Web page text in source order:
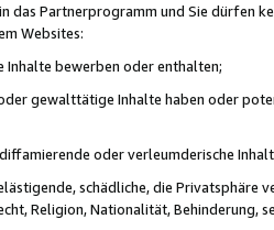
das Partnerprogramm und Sie dürfen
Websites:
Inhalte bewerben oder enthalten;
gewalttätige Inhalte haben oder
oder verleumderische
schädliche, die Privatsphäre
Religion, Nationalität, Behinderung,